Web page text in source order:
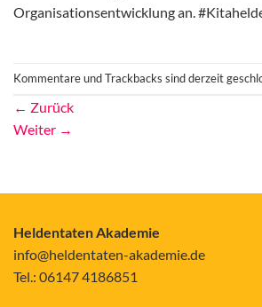
Organisationsentwicklung an.
Kommentare und Trackbacks sind derzeit
← Zurück
Weiter →
Heldentaten Akademie
info@heldentaten-akademie.de
Tel.: 06147 4186851